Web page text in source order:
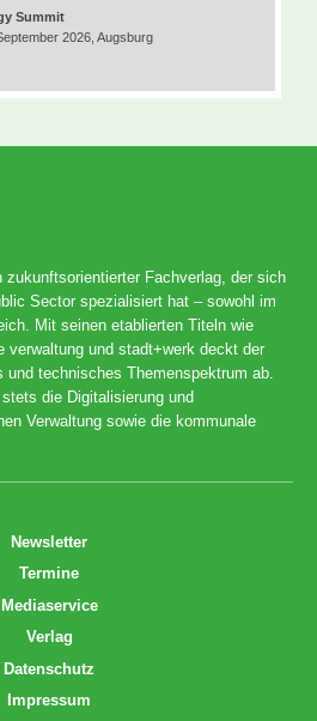
Summit
2026, Augsburg
zukunftsorientierter Fachverlag, der sich
Sector spezialisiert hat – sowohl im
Mit seinen etablierten Titeln wie
verwaltung und stadt+werk deckt der
technisches Themenspektrum ab.
die Digitalisierung und
Verwaltung sowie die kommunale
Newsletter
Termine
Mediaservice
Verlag
Datenschutz
Impressum